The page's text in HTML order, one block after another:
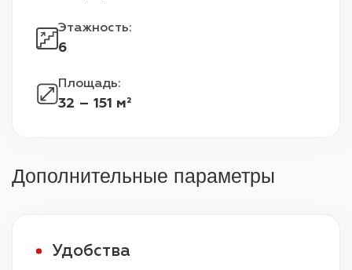
Этажность:
6
Площадь:
32 – 151 м²
Дополнительные параметры
Удобства